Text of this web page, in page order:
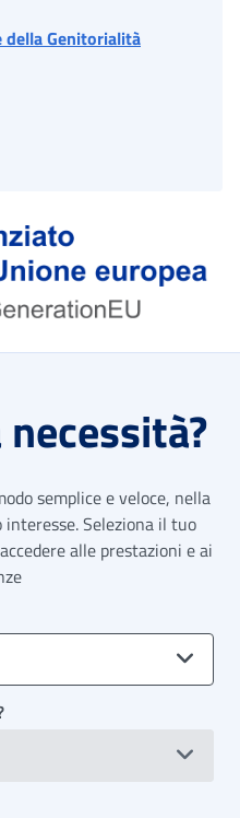
della Genitorialità
semplice e veloce, nella
Seleziona il tuo
alle prestazioni e ai